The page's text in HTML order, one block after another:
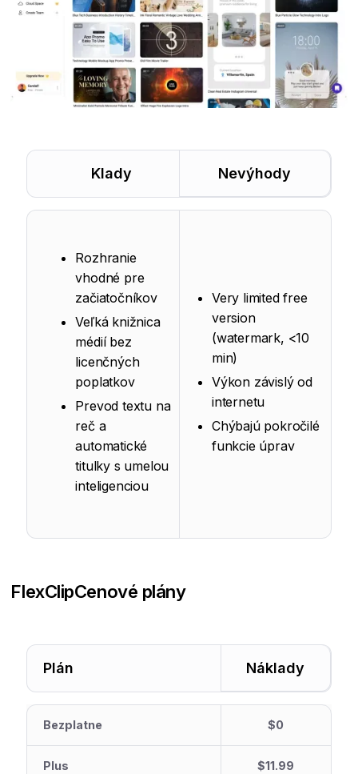
Klady Nevýhody
Rozhranie
vhodné pre
začiatočníkov
Veľká knižnica
médií bez
licenčných
poplatkov
Prevod textu na
reč a
automatické
titulky s umelou
inteligenciou
Very limited free
version
(watermark, <10
min)
Výkon závislý od
internetu
Chýbajú pokročilé
funkcie úprav
FlexClipCenové plány
Plán Náklady
Bezplatne $0
Plus $11.99